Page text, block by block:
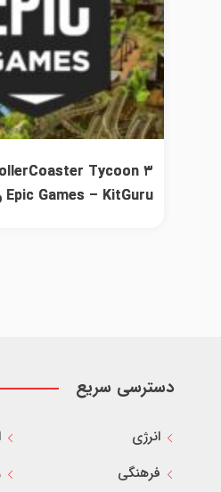
Epic Games – KitGuru رایگان است
دسترسی سریع
انرژی
فرهنگی